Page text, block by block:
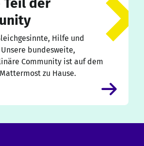
Hilfe und
Unsere bundesweite,
Community ist auf dem
zu Hause.